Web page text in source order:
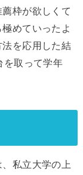
枠が欲しくて
めていったよ
を応用した結
を取って学年
私立大学の上